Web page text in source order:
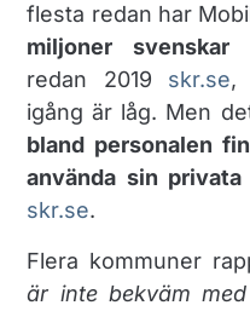
flesta redan har
miljoner svenskar
redan 2019​ skr.se,
igång är låg. Men
bland personalen
använda sin
skr.se.
Flera kommuner
är inte bekväm